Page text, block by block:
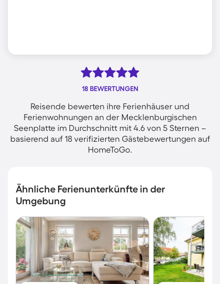
18 BEWERTUNGEN
Reisende bewerten ihre Ferienhäuser und
Ferienwohnungen an der Mecklenburgischen
Seenplatte im Durchschnitt mit 4.6 von 5 Sternen –
basierend auf 18 verifizierten Gästebewertungen auf
HomeToGo.
Ähnliche Ferienunterkünfte in der
Umgebung